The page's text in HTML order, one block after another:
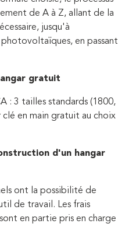
de A à Z, allant de la
jusqu'à
en passant
gratuit
: 3 tailles standards (1800,
clé en main gratuit au choix
d'un hangar
ont la possibilité de
de travail. Les frais
en partie pris en charge